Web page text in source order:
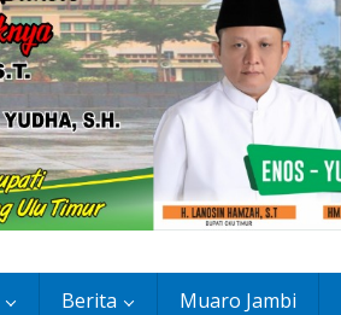
Berita Muaro Jambi